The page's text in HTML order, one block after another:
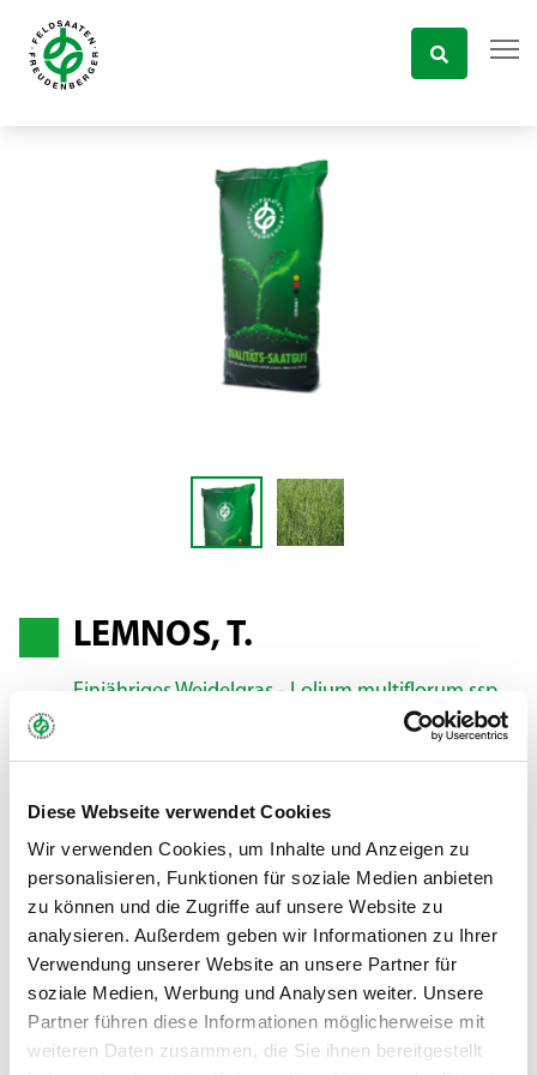
Diese Webseite verwendet Cookies
Wir verwenden Cookies, um Inhalte und Anzeigen zu
personalisieren, Funktionen für soziale Medien anbieten
zu können und die Zugriffe auf unsere Website zu
analysieren. Außerdem geben wir Informationen zu Ihrer
Verwendung unserer Website an unsere Partner für
soziale Medien, Werbung und Analysen weiter. Unsere
Partner führen diese Informationen möglicherweise mit
weiteren Daten zusammen, die Sie ihnen bereitgestellt
LEMNOS, T.
Einjähriges Weidelgras - Lolium multiflorum ssp.
Ideal im Haupt- und Zwischenfruchtanbau
LEMNOS ist ideal für den Haupt- und Zwischenfruchtanbau. Als
Hauptfrucht bringt die Sorte dank eines guten
Nachwuchsvermögens das ganze Jahr über frisches,
hochwertiges Futter. Im Zwischenfruchtanbau glänzt LEMNOS
mit überdurchschnittlichen Erträgen. Der mittelfrühe Beginn
des Ährenschiebens und die hervorragenden Erträge sind die
Grundlage für beste und vielseitig nutzbare Futterqualitäten.